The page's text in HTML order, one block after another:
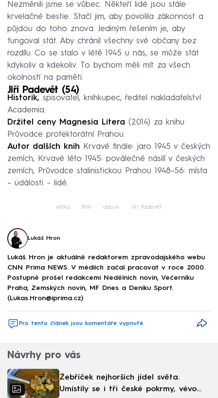
Nezměnili jsme se vůbec. Někteří lidé jsou stále
krvelačné bestie. Stačí jim, aby povolila zákonnost a
půjdou do toho znova. Jediným řešením je, aby
fungoval stát. Aby chránil všechny své občany bez
rozdílu. Co se stalo v létě 1945 u nás, se může stát
kdykoliv a kdekoliv. To bychom měli mít za všech
okolností na paměti.
Jiří Padevět (54)
Historik, spisovatel, knihkupec, ředitel nakladatelství
Academia.
Držitel ceny Magnesia Litera (2014) za knihu
Průvodce protektorátní Prahou.
Autor dalších knih Krvavé finále: jaro 1945 v českých
zemích, Krvavé léto 1945: poválečné násilí v českých
zemích, Průvodce stalinistickou Prahou 1948–56: místa
– události – lidé.
válka film odsun Jiří Padevět
Lukáš Hron
Lukáš Hron je aktuálně redaktorem zpravodajského webu
CNN Prima NEWS. V médiích začal pracovat v roce 2000.
Postupně prošel redakcemi Nedělních novin, Večerníku
Praha, Zemských novin, MF Dnes a Deníku Sport.
(Lukas.Hron@iprima.cz)
Pro tento článek jsou komentáře vypnuté
Návrhy pro vás
Žebříček nejhorších jídel světa.
Umístily se i tři české pokrmy, vévodí